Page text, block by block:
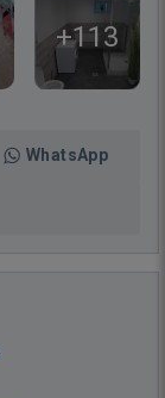
+113
WhatsApp